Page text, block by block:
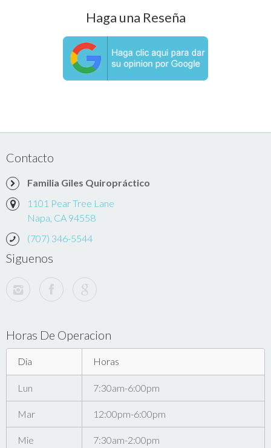
Haga una Reseña
Contacto
Familia Giles Quiropráctico
1101 Pear Tree Lane
Napa, CA 94558
(707) 346-5544
Siguenos
Horas De Operacion
Dia Horas
Lun 7:30am-6:00pm
Mar 12:00pm-6:00pm
Mie 7:30am-2:00pm